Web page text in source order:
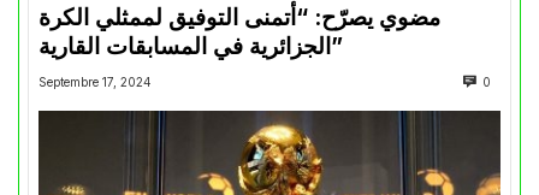
مضوي يصرّح: “أتمنى التوفيق لممثلي الكرة
الجزائرية في المسابقات القارية”
Septembre 17, 2024 0